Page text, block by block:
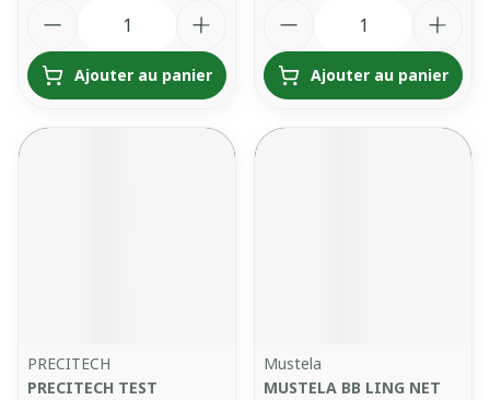
Ajouter au panier Ajouter au panier
PRECITECH
PRECITECH TEST
Mustela
MUSTELA BB LING NET